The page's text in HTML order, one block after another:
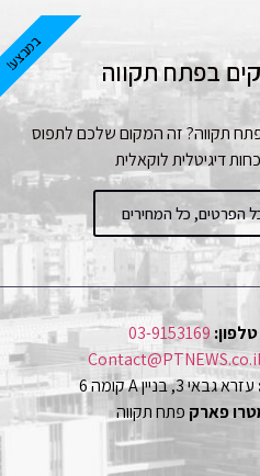
בפתח תקווה
תקווה? זה המקום שלכם לתפוס
דיגיטלית לוקאלית
הפרטים, כל המחירים
במבצע!
טלפון:03-9153169
עזרא גבאי 3, בניין A קומה 6
פארק פתח תקווה